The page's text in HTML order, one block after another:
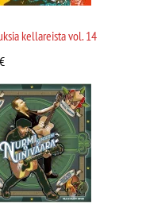
kellareista vol. 14
€